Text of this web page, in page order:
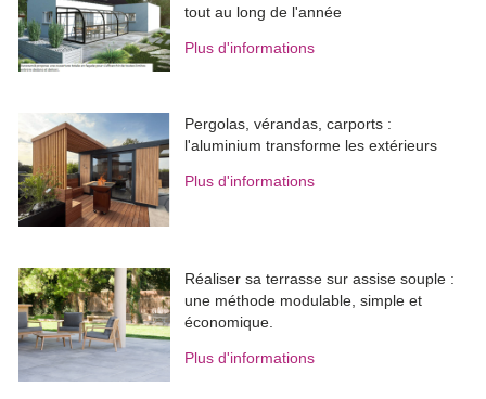
tout au long de l'année
Plus d'informations
Pergolas, vérandas, carports :
l'aluminium transforme les extérieurs
Plus d'informations
Réaliser sa terrasse sur assise souple :
une méthode modulable, simple et
économique.
Plus d'informations